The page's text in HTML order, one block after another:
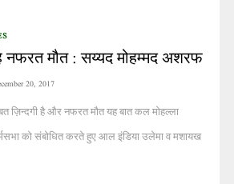
नफरत मौत : सय्यद मोहम्मद अशरफ
20, 2017
ज़िन्दगी है और नफरत मौत यह बात कल मोहल्ला
को संबोधित करते हुए आल इंडिया उलेमा व मशायख